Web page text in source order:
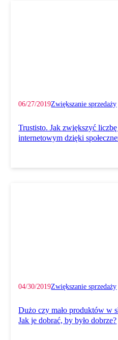
06/27/2019Zwiększanie sprzedaży
Trustisto. Jak zwiększyć
internetowym dzięki
04/30/2019Zwiększanie sprzedaży
Dużo czy mało produktów w
Jak je dobrać, by było dobrze?